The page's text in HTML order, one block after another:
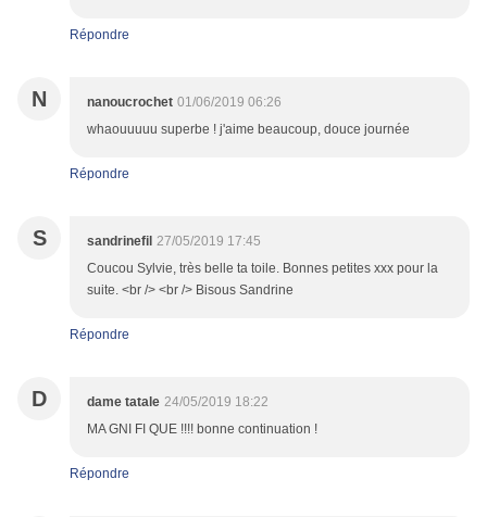
Répondre
N nanoucrochet 01/06/2019 06:26
whaouuuuu superbe ! j'aime beaucoup, douce journée
Répondre
S sandrinefil 27/05/2019 17:45
Coucou Sylvie, très belle ta toile. Bonnes petites xxx pour la
suite. <br /> <br /> Bisous Sandrine
Répondre
D dame tatale 24/05/2019 18:22
MA GNI FI QUE !!!! bonne continuation !
Répondre